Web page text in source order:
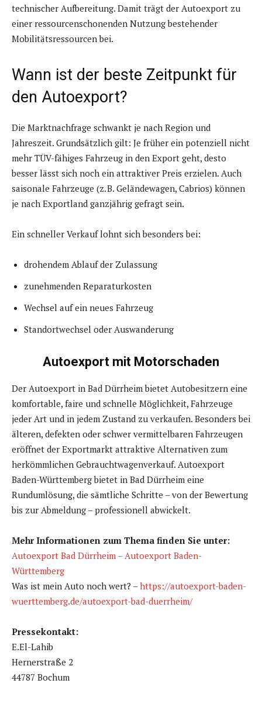
technischer Aufbereitung. Damit trägt der Autoexport zu
einer ressourcenschonenden Nutzung bestehender
Mobilitätsressourcen bei.
Wann ist der beste Zeitpunkt für
den Autoexport?
Die Marktnachfrage schwankt je nach Region und
Jahreszeit. Grundsätzlich gilt: Je früher ein potenziell nicht
mehr TÜV-fähiges Fahrzeug in den Export geht, desto
besser lässt sich noch ein attraktiver Preis erzielen. Auch
saisonale Fahrzeuge (z. B. Geländewagen, Cabrios) können
je nach Exportland ganzjährig gefragt sein.
Ein schneller Verkauf lohnt sich besonders bei:
drohendem Ablauf der Zulassung
zunehmenden Reparaturkosten
Wechsel auf ein neues Fahrzeug
Standortwechsel oder Auswanderung
Autoexport mit Motorschaden
Der Autoexport in Bad Dürrheim bietet Autobesitzern eine
komfortable, faire und schnelle Möglichkeit, Fahrzeuge
jeder Art und in jedem Zustand zu verkaufen. Besonders bei
älteren, defekten oder schwer vermittelbaren Fahrzeugen
eröffnet der Exportmarkt attraktive Alternativen zum
herkömmlichen Gebrauchtwagenverkauf. Autoexport
Baden-Württemberg bietet in Bad Dürrheim eine
Rundumlösung, die sämtliche Schritte – von der Bewertung
bis zur Abmeldung – professionell abwickelt.
Mehr Informationen zum Thema finden Sie unter:
Autoexport Bad Dürrheim – Autoexport Baden-
Württemberg
Was ist mein Auto noch wert? –https://autoexport-baden-
wuerttemberg.de/autoexport-bad-duerrheim/
Pressekontakt:
E.El-Lahib
Hernerstraße 2
44787 Bochum